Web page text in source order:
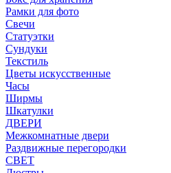
Рамки для фото
Свечи
Статуэтки
Сундуки
Текстиль
Цветы искусственные
Часы
Ширмы
Шкатулки
ДВЕРИ
Межкомнатные двери
Раздвижные перегородки
СВЕТ